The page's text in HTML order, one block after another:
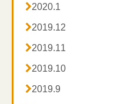
2020.1
2019.12
2019.11
2019.10
2019.9